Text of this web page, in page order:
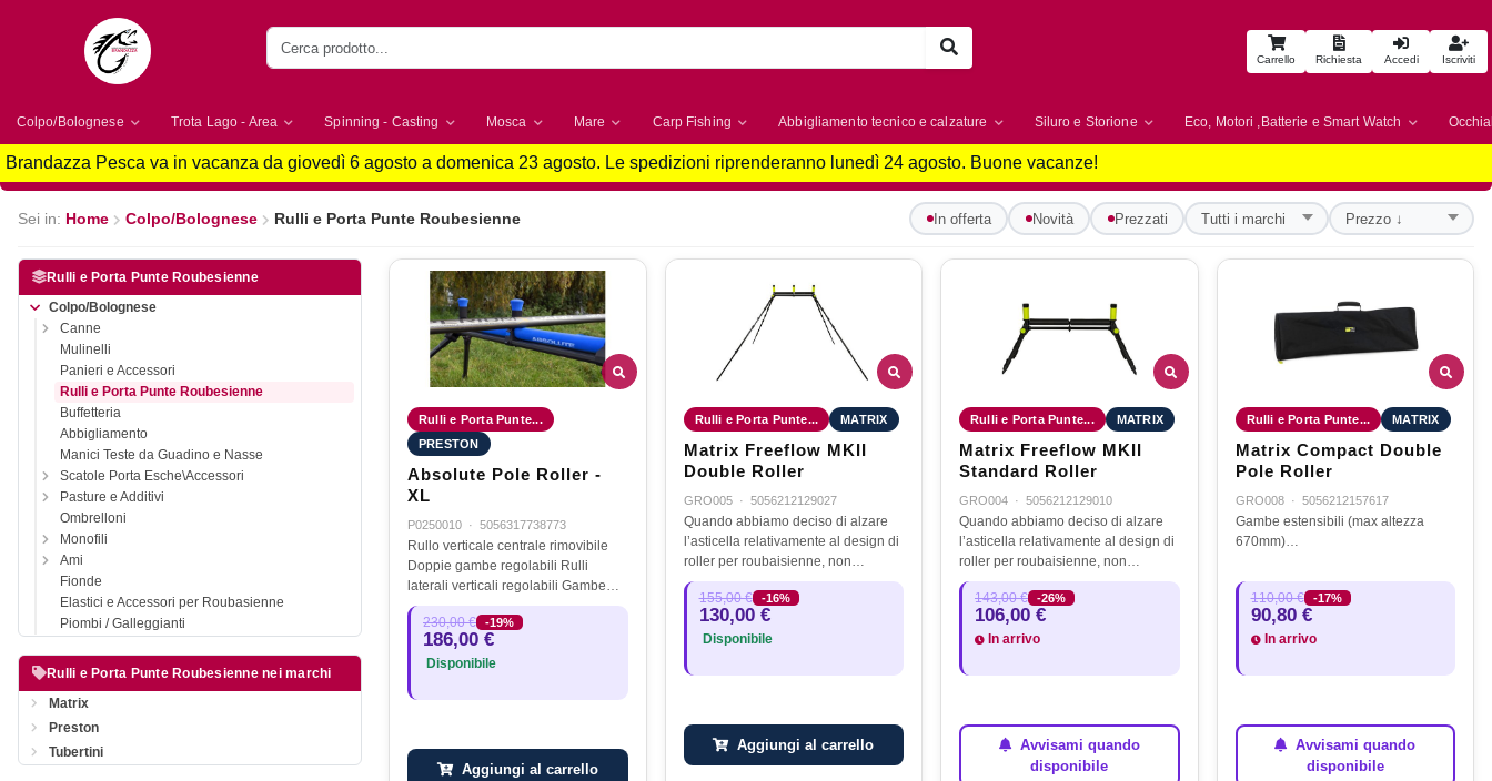
Carrello Richiesta Accedi Iscriviti
Colpo/Bolognese Trota Lago - Area Spinning - Casting Mosca Mare Carp Fishing Abbigliamento tecnico e calzature Siluro e Storione Eco, Motori ,Batterie e Smart Watch
Brandazza Pesca va in vacanza da giovedì 6 agosto a domenica 23 agosto. Le spedizioni riprenderanno lunedì 24 agosto. Buone vacanze!
Sei in: Home Colpo/Bolognese Rulli e Porta Punte Roubesienne In offerta Novità Prezzati
Rulli e Porta Punte Roubesienne
Colpo/Bolognese
Canne
Mulinelli
Panieri e Accessori
Rulli e Porta Punte Roubesienne
Buffetteria
Abbigliamento
Manici Teste da Guadino e Nasse
Scatole Porta Esche\Accessori
Pasture e Additivi
Ombrelloni
Monofili
Ami
Fionde
Elastici e Accessori per Roubasienne
Piombi / Galleggianti
Rulli e Porta Punte Roubesienne nei marchi
Matrix
Preston
Tubertini
Rulli e Porta Punte...
PRESTON
Absolute Pole Roller -
XL
P0250010 · 5056317738773
Rullo verticale centrale rimovibile
Doppie gambe regolabili Rulli
laterali verticali regolabili Gambe
multi-posizione per affrontare
qualsiasi terreno. Fornito in una
custodia di trasporto.
230,00 € -19%
186,00 €
Disponibile
Aggiungi al carrello
Rulli e Porta Punte... MATRIX
Matrix Freeflow MKII
Double Roller
GRO005 · 5056212129027
Quando abbiamo deciso di alzare
l’asticella relativamente al design di
roller per roubaisienne, non
sapevamo esattamente quanto
potessimo arrivare in alto ! Sembra
che effettivamente il cielo sia…
155,00 € -16%
130,00 €
Disponibile
Aggiungi al carrello
Rulli e Porta Punte... MATRIX
Matrix Freeflow MKII
Standard Roller
GRO004 · 5056212129010
Quando abbiamo deciso di alzare
l’asticella relativamente al design di
roller per roubaisienne, non
sapevamo esattamente quanto
potessimo arrivare in alto ! Sembra
che effettivamente il cielo sia…
143,00 € -26%
106,00 €
In arrivo
Avvisami quando
disponibile
Rulli e Porta Punte... MATRIX
Matrix Compact Double
Pole Roller
GRO008 · 5056212157617
Gambe estensibili (max altezza
670mm)…
110,00 € -17%
90,80 €
In arrivo
Avvisami quando
disponibile